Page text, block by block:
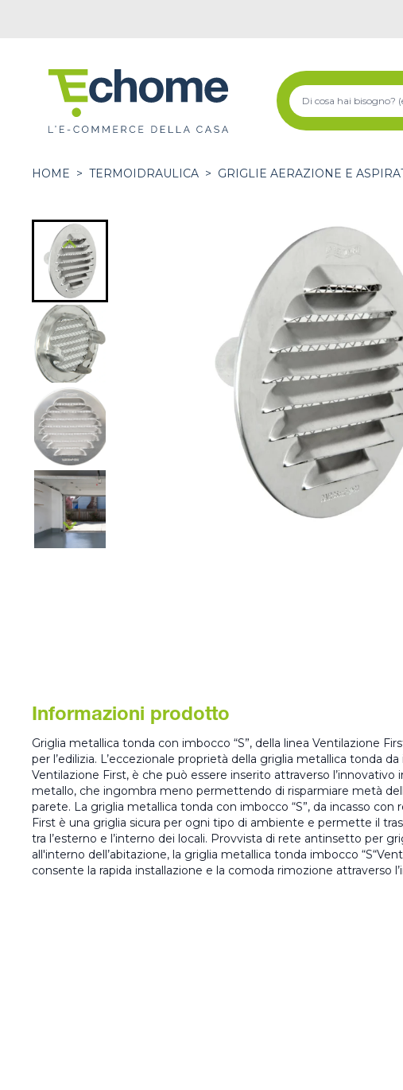
HOME > TERMOIDRAULICA > GRIGLIE AERAZIONE E
Informazioni prodotto
Griglia metallica tonda con imbocco “S”, della linea Ventilazione
per l’edilizia. L’eccezionale proprietà della griglia metallica tonda
Ventilazione First, è che può essere inserito attraverso l’innovativo
metallo, che ingombra meno permettendo di risparmiare metà
parete. La griglia metallica tonda con imbocco “S”, da incasso con
First è una griglia sicura per ogni tipo di ambiente e permette il
tra l’esterno e l’interno dei locali. Provvista di rete antinsetto per
all'interno dell’abitazione, la griglia metallica tonda imbocco
consente la rapida installazione e la comoda rimozione attraverso